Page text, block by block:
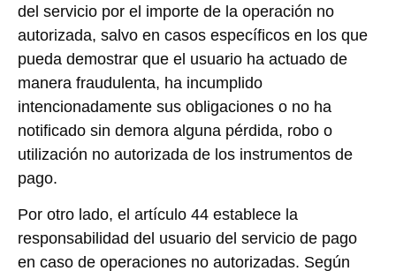
del servicio por el importe de la operación no
autorizada, salvo en casos específicos en los que
pueda demostrar que el usuario ha actuado de
manera fraudulenta, ha incumplido
intencionadamente sus obligaciones o no ha
notificado sin demora alguna pérdida, robo o
utilización no autorizada de los instrumentos de
pago.
Por otro lado, el artículo 44 establece la
responsabilidad del usuario del servicio de pago
en caso de operaciones no autorizadas. Según